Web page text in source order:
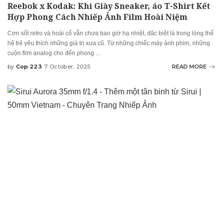
Reebok x Kodak: Khi Giày Sneaker, áo T-Shirt Kết
Hợp Phong Cách Nhiếp Ảnh Film Hoài Niệm
Cơn sốt retro và hoài cổ vẫn chưa bao giờ hạ nhiệt, đặc biệt là trong lòng thế
hệ trẻ yêu thích những giá trị xưa cũ. Từ những chiếc máy ảnh phim, những
cuộn film analog cho đến phong ...
Posted
by Cop 223 7 October, 2025 READ MORE